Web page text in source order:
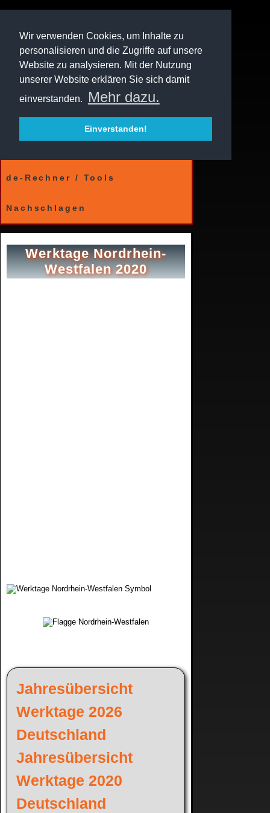
Wir verwenden Cookies, um Inhalte zu
personalisieren und die Zugriffe auf unsere
Website zu analysieren. Mit der Nutzung
unserer Website erklären Sie sich damit
einverstanden.
Mehr dazu.
Einverstanden!
de-Rechner / Tools
Nachschlagen
Werktage Nordrhein-
Westfalen 2020
Jahresübersicht
Werktage 2026
Deutschland
Jahresübersicht
Werktage 2020
Deutschland